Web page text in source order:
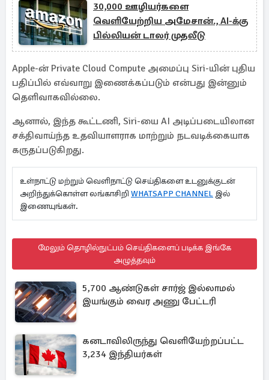
30,000 ஊழியர்களை
வெளியேற்றிய அமேசான்., AI-க்கு
பில்லியன் டாலர் முதலீடு
Apple-ன் Private Cloud Compute அமைப்பு Siri-யின் புதிய
பதிப்பில் எவ்வாறு இணைக்கப்படும் என்பது இன்னும்
தெளிவாகவில்லை.
ஆனால், இந்த கூட்டணி, Siri-யை AI அடிப்படையிலான
சக்திவாய்ந்த உதவியாளராக மாற்றும் நடவடிக்கையாக
கருதப்படுகிறது.
உள்நாட்டு மற்றும் வெளிநாட்டு செய்திகளை உடனுக்குடன்
அறிந்துக்கொள்ள லங்காசிறி WHATSAPP CHANNEL இல்
இணையுங்கள்.
மேலும் தொழில்நுட்பம் செய்திகளைப் படிக்க இங்கே
அழுத்தவும்
5,700 ஆண்டுகள் சார்ஜ் இல்லாமல்
இயங்கும் வைர அணு பேட்டரி
கனடாவிலிருந்து வெளியேற்றப்பட்ட
3,234 இந்தியர்கள்